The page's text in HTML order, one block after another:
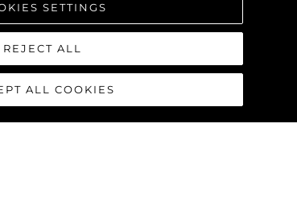
SETTINGS
REJECT ALL
ALL COOKIES